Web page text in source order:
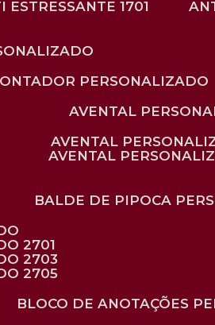
ESTRESSANTE 1701
PERSONALIZADO
AVENTAL
AVENTAL
AVENTAL
BALDE DE PIPOCA
2701
2703
2705
BLOCO DE ANOTAÇÕES